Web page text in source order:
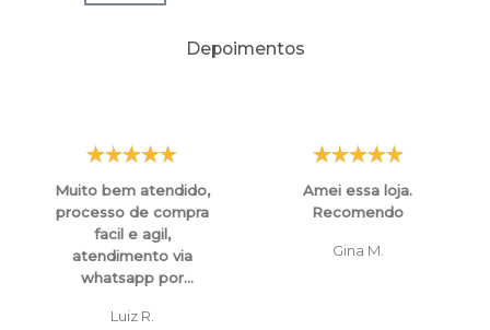
Depoimentos
Muito bem atendido,
processo de compra
facil e agil,
atendimento via
whatsapp por
atenciosos e
Luiz R.
Amei essa loja.
Recomendo
Gina M.